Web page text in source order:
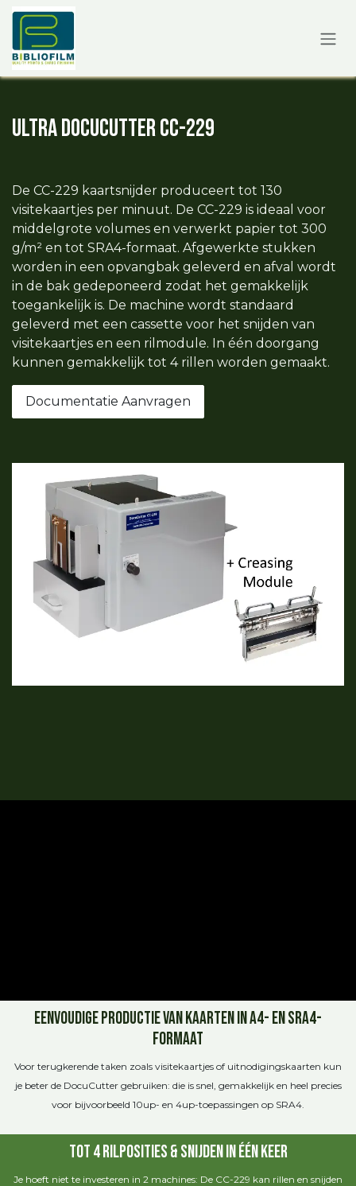
Overslaan naar inhoud
Ultra DocuCutter CC-229
De CC-229 kaartsnijder produceert tot 130
visitekaartjes per minuut. De CC-229 is ideaal voor
middelgrote volumes en verwerkt papier tot 300
g/m² en tot SRA4-formaat. Afgewerkte stukken
worden in een opvangbak geleverd en afval wordt
in de bak gedeponeerd zodat het gemakkelijk
toegankelijk is. De machine wordt standaard
geleverd met een cassette voor het snijden van
visitekaartjes en een rilmodule. In één doorgang
kunnen gemakkelijk tot 4 rillen worden gemaakt.
Documentatie Aanvragen
Eenvoudige productie van kaarten in A4- en SRA4-
formaat
Voor terugkerende taken zoals visitekaartjes of uitnodigingskaarten kun
je beter de DocuCutter gebruiken: die is snel, gemakkelijk en heel precies
voor bijvoorbeeld 10up- en 4up-toepassingen op SRA4.
Tot 4 rilposities & snijden in één keer
Je hoeft niet te investeren in 2 machines: De CC-229 kan rillen en snijden